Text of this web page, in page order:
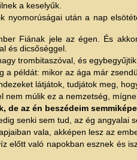
a keselyűk.
nyomorúságai után a nap
Fiának jele az égen. És
és dicsőséggel.
trombitaszóval, és
a példát: mikor az ága már
látjátok, tudjátok meg,
nem múlik ez a nemzetség,
de az én beszédeim
senki sem tud, az ég angyalai
vala, akképen lesz az
előtt való napokban esznek és